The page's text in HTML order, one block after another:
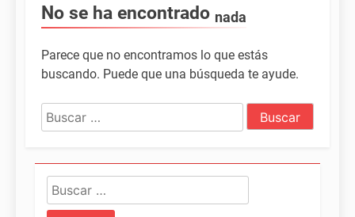
No se ha encontrado nada
Parece que no encontramos lo que estás
buscando. Puede que una búsqueda te ayude.
Buscar:
Buscar: